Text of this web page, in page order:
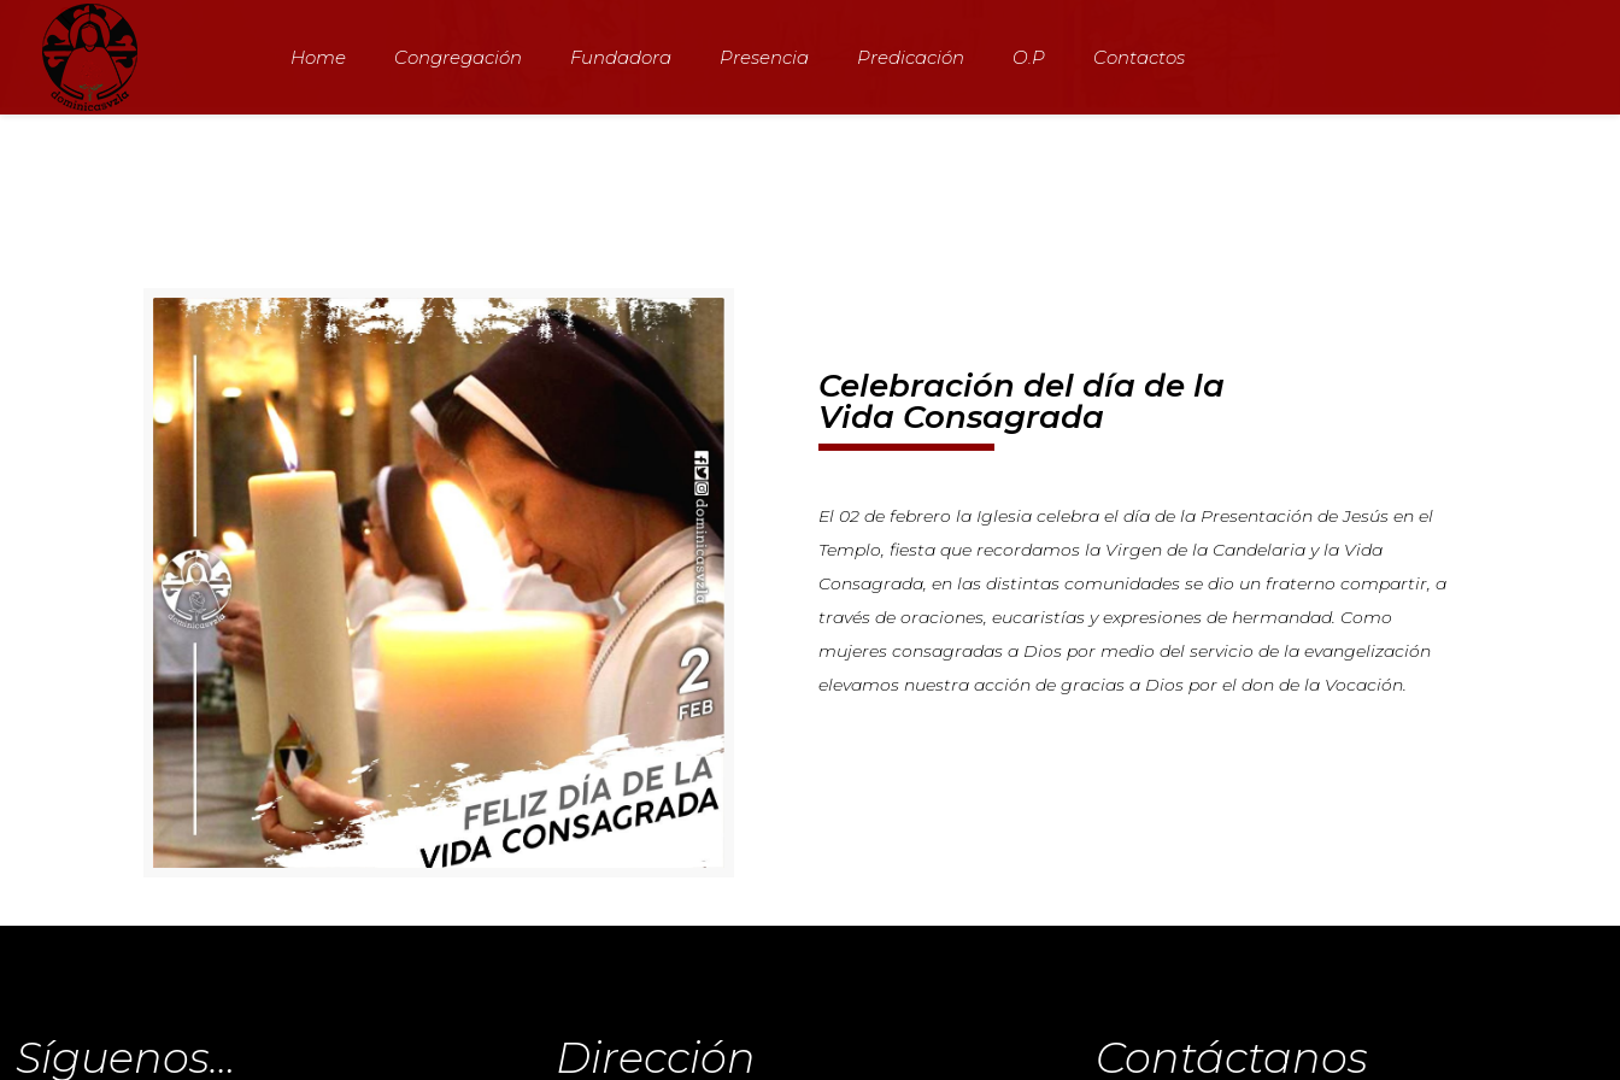
Home Congregación Fundadora Presencia Predicación O.P Contactos
1
Celebración del día de la
Vida Consagrada
El 02 de febrero la Iglesia celebra el día de la Presentación de Jesús en el
Templo, fiesta que recordamos la Virgen de la Candelaria y la Vida
Consagrada, en las distintas comunidades se dio un fraterno compartir, a
través de oraciones, eucaristías y expresiones de hermandad. Como
mujeres consagradas a Dios por medio del servicio de la evangelización
elevamos nuestra acción de gracias a Dios por el don de la Vocación.
Síguenos… Dirección Contáctanos